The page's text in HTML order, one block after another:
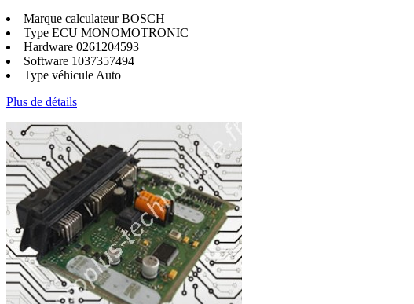
Marque calculateurBOSCH
Type ECU MONOMOTRONIC
Hardware 0261204593
Software 1037357494
Type véhicule Auto
Plus de détails